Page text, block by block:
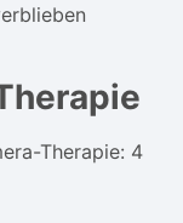
Therapie: 4